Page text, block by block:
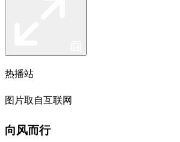
热播站
图片取自互联网
向风而行